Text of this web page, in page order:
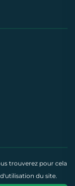
trouverez pour cela
du site.